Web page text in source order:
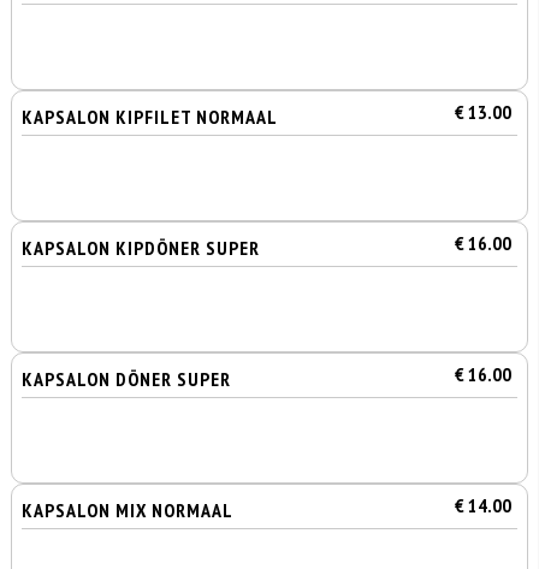
KAPSALON KIPFILET NORMAAL € 13.00
KAPSALON KIPDÖNER SUPER € 16.00
KAPSALON DÖNER SUPER € 16.00
KAPSALON MIX NORMAAL € 14.00